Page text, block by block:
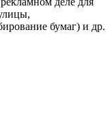
бумаг) и др.